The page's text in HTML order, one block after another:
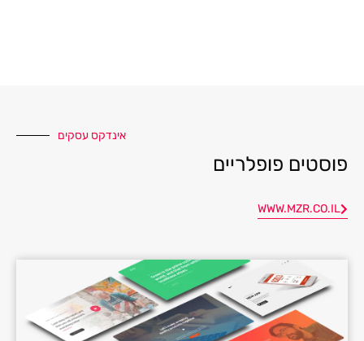
אינדקס עסקים
פוסטים פופלריים
WWW.MZR.CO.IL